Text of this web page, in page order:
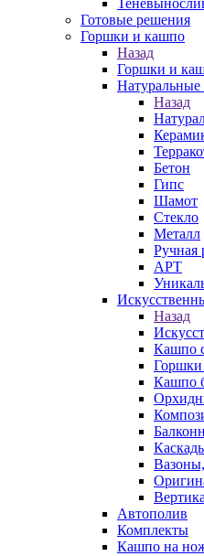
Готовые решения
Горшки и кашпо
Назад
Горшки и
Назад
Бетон
Гипс
Шамот
Стекло
Металл
Ручная
АРТ
Назад
Кашпо
Горшки
Кашпо
Автополив
Комплекты
Кашпо на